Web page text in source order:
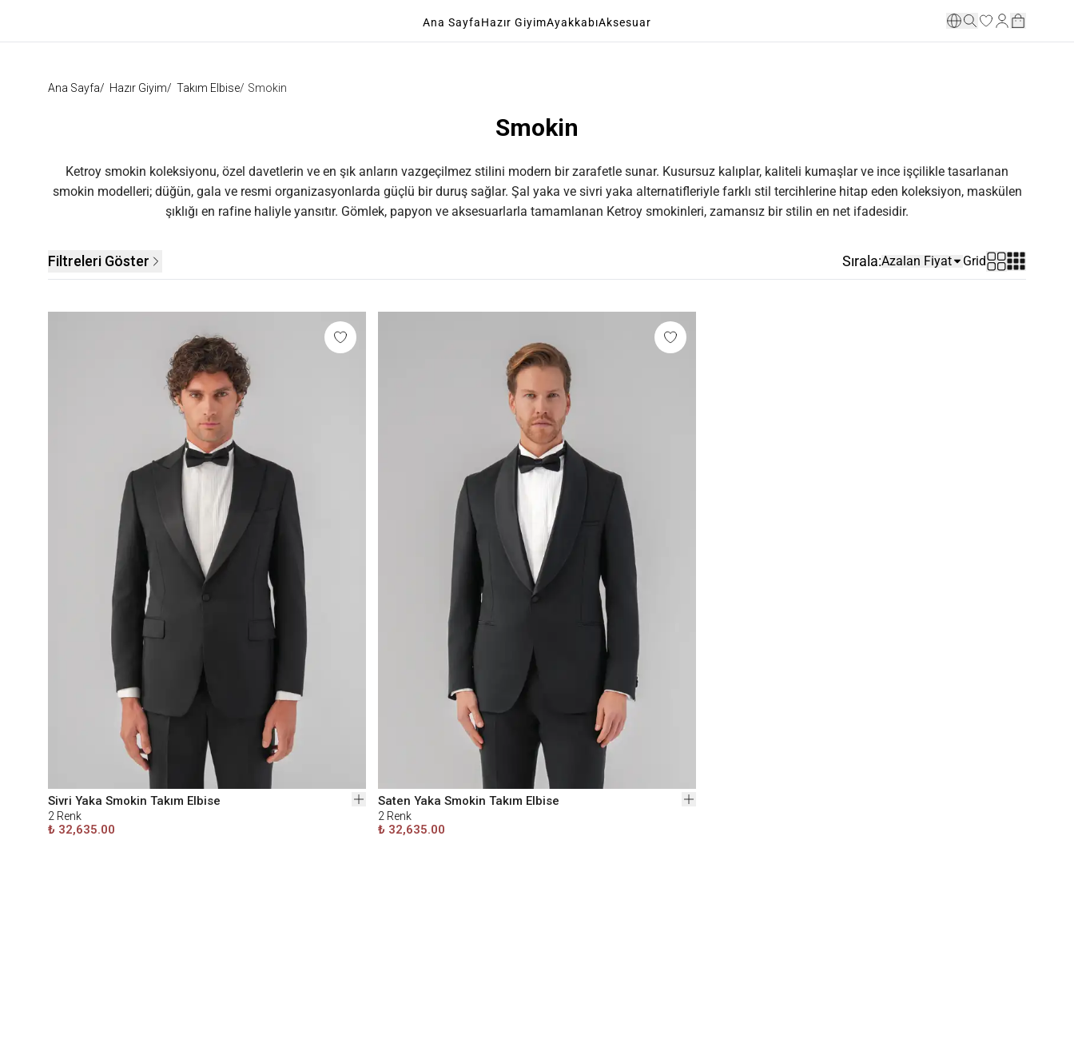
Ana SayfaHazır GiyimAyakkabıAksesuar
Ana Sayfa/ Hazır Giyim/ Takım Elbise/ Smokin
Smokin
Ketroy smokin koleksiyonu, özel davetlerin ve en şık anların vazgeçilmez stilini modern bir zarafetle sunar. Kusursuz kalıplar, kaliteli kumaşlar ve ince işçilikle tasarlanan
smokin modelleri; düğün, gala ve resmi organizasyonlarda güçlü bir duruş sağlar. Şal yaka ve sivri yaka alternatifleriyle farklı stil tercihlerine hitap eden koleksiyon, maskülen
şıklığı en rafine haliyle yansıtır. Gömlek, papyon ve aksesuarlarla tamamlanan Ketroy smokinleri, zamansız bir stilin en net ifadesidir.
Filtreleri Göster Sırala:Azalan Fiyat Grid
Sivri Yaka Smokin Takım Elbise
2 Renk
₺ 32,635.00
Saten Yaka Smokin Takım Elbise
2 Renk
₺ 32,635.00